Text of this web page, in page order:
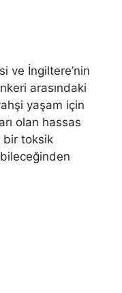
ve İngiltere’nin
arasındaki
yaşam için
olan hassas
bir toksik